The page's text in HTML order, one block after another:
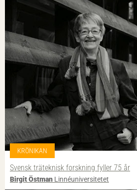
KRÖNIKAN
Svensk träteknisk forskning fyller 75 år
Birgit Östman Linnéuniversitetet